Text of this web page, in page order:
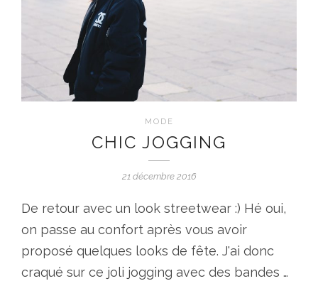
MODE
CHIC JOGGING
21 décembre 2016
De retour avec un look streetwear :) Hé oui,
on passe au confort après vous avoir
proposé quelques looks de fête. J'ai donc
craqué sur ce joli jogging avec des bandes …